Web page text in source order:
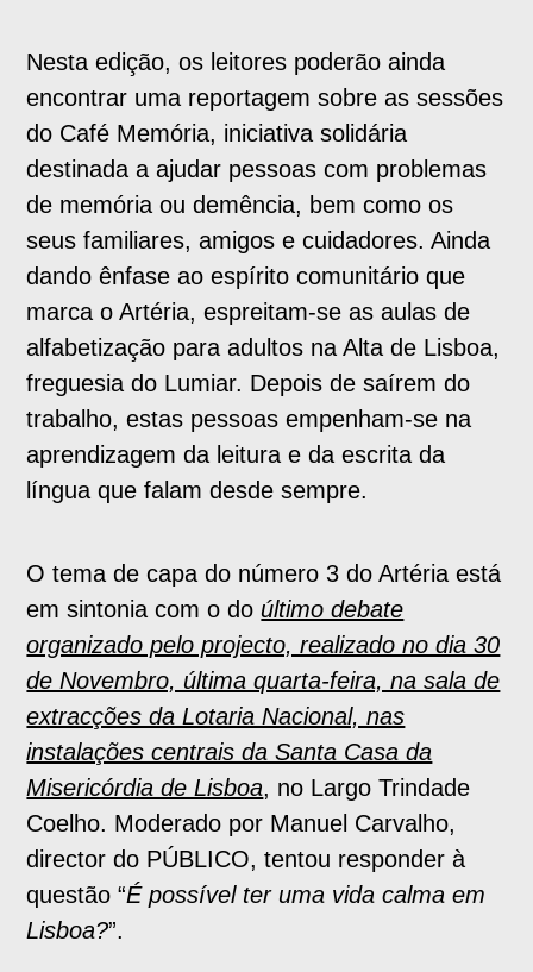
Nesta edição, os leitores poderão ainda
encontrar uma reportagem sobre as sessões
do Café Memória, iniciativa solidária
destinada a ajudar pessoas com problemas
de memória ou demência, bem como os
seus familiares, amigos e cuidadores. Ainda
dando ênfase ao espírito comunitário que
marca o Artéria, espreitam-se as aulas de
alfabetização para adultos na Alta de Lisboa,
freguesia do Lumiar. Depois de saírem do
trabalho, estas pessoas empenham-se na
aprendizagem da leitura e da escrita da
língua que falam desde sempre.
O tema de capa do número 3 do Artéria está
em sintonia com o doúltimo debate
organizado pelo projecto, realizado no dia 30
de Novembro, última quarta-feira, na sala de
extracções da Lotaria Nacional, nas
instalações centrais da Santa Casa da
Misericórdia de Lisboa, no Largo Trindade
Coelho. Moderado por Manuel Carvalho,
director do PÚBLICO, tentou responder à
questão “É possível ter uma vida calma em
Lisboa?”.